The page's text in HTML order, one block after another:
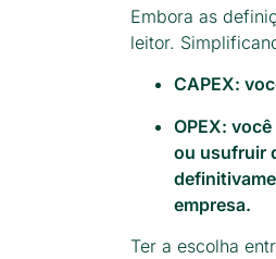
Embora as
leitor.
CAPEX:
OPEX:
ou usufruir
empresa.
Ter a escolha